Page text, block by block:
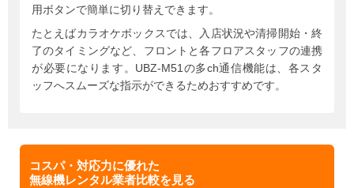
用ボタンで簡単に切り替えできます。
たとえばカラオケボックスでは、入店状況や清掃開始・終
了のタイミングなど、フロントと各フロアスタッフの連携
が必要になります。UBZ-M51の多ch通信機能は、各スタ
ッフへスムーズな指示ができるためおすすめです。
コスパ・対応力に優れた
無線機レンタル業者比較を見る